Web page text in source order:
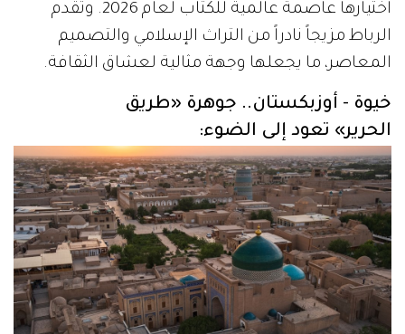
اختيارها عاصمة عالمية للكتاب لعام 2026. وتقدم
الرباط مزيجاً نادراً من التراث الإسلامي والتصميم
المعاصر، ما يجعلها وجهة مثالية لعشاق الثقافة.
خيوة - أوزبكستان.. جوهرة «طريق
الحرير» تعود إلى الضوء: